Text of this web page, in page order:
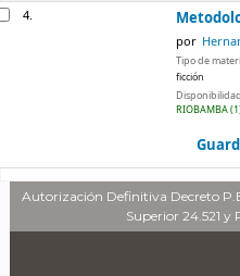
4.
por
Tipo de
ficción
RIOBAMBA
Autorización Definitiva Decreto
Superior 24.521 y